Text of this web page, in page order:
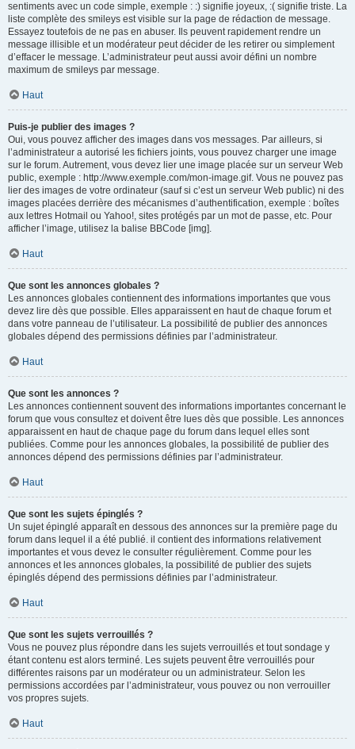
sentiments avec un code simple, exemple : :) signifie joyeux, :( signifie triste. La
liste complète des smileys est visible sur la page de rédaction de message.
Essayez toutefois de ne pas en abuser. Ils peuvent rapidement rendre un
message illisible et un modérateur peut décider de les retirer ou simplement
d’effacer le message. L’administrateur peut aussi avoir défini un nombre
maximum de smileys par message.
Haut
Puis-je publier des images ?
Oui, vous pouvez afficher des images dans vos messages. Par ailleurs, si
l’administrateur a autorisé les fichiers joints, vous pouvez charger une image
sur le forum. Autrement, vous devez lier une image placée sur un serveur Web
public, exemple : http://www.exemple.com/mon-image.gif. Vous ne pouvez pas
lier des images de votre ordinateur (sauf si c’est un serveur Web public) ni des
images placées derrière des mécanismes d’authentification, exemple : boîtes
aux lettres Hotmail ou Yahoo!, sites protégés par un mot de passe, etc. Pour
afficher l’image, utilisez la balise BBCode [img].
Haut
Que sont les annonces globales ?
Les annonces globales contiennent des informations importantes que vous
devez lire dès que possible. Elles apparaissent en haut de chaque forum et
dans votre panneau de l’utilisateur. La possibilité de publier des annonces
globales dépend des permissions définies par l’administrateur.
Haut
Que sont les annonces ?
Les annonces contiennent souvent des informations importantes concernant le
forum que vous consultez et doivent être lues dès que possible. Les annonces
apparaissent en haut de chaque page du forum dans lequel elles sont
publiées. Comme pour les annonces globales, la possibilité de publier des
annonces dépend des permissions définies par l’administrateur.
Haut
Que sont les sujets épinglés ?
Un sujet épinglé apparaît en dessous des annonces sur la première page du
forum dans lequel il a été publié. il contient des informations relativement
importantes et vous devez le consulter régulièrement. Comme pour les
annonces et les annonces globales, la possibilité de publier des sujets
épinglés dépend des permissions définies par l’administrateur.
Haut
Que sont les sujets verrouillés ?
Vous ne pouvez plus répondre dans les sujets verrouillés et tout sondage y
étant contenu est alors terminé. Les sujets peuvent être verrouillés pour
différentes raisons par un modérateur ou un administrateur. Selon les
permissions accordées par l’administrateur, vous pouvez ou non verrouiller
vos propres sujets.
Haut